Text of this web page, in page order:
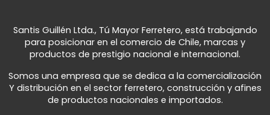
Santis Guillén Ltda., Tú Mayor Ferretero, está trabajando
para posicionar en el comercio de Chile, marcas y
productos de prestigio nacional e internacional.
Somos una empresa que se dedica a la comercialización
Y distribución en el sector ferretero, construcción y afines
de productos nacionales e importados.